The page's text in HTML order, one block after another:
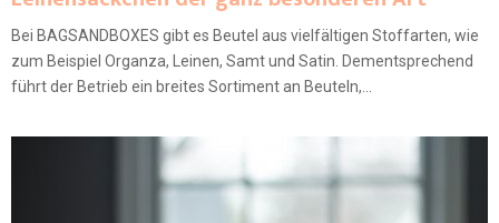
Bei BAGSANDBOXES gibt es Beutel aus vielfältigen Stoffarten, wie
zum Beispiel Organza, Leinen, Samt und Satin. Dementsprechend
führt der Betrieb ein breites Sortiment an Beuteln,...